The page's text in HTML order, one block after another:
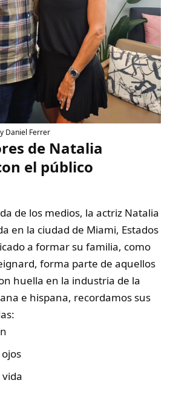
Daniel Ferrer
de Natalia
el público
de los medios, la actriz Natalia
en la ciudad de Miami, Estados
a formar su familia, como
forma parte de aquellos
huella en la industria de la
e hispana, recordamos sus